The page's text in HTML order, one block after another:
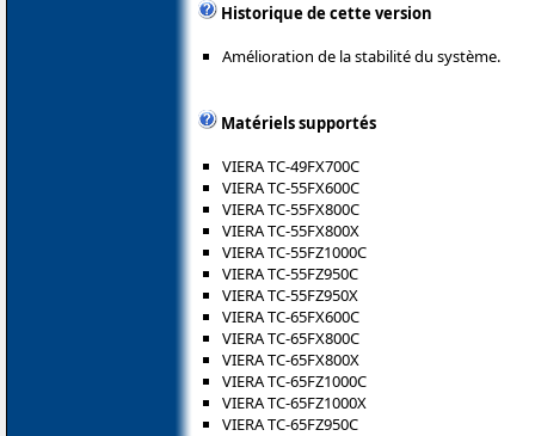
Historique de cette version
Amélioration de la stabilité du système.
Matériels supportés
VIERA TC-49FX700C
VIERA TC-55FX600C
VIERA TC-55FX800C
VIERA TC-55FX800X
VIERA TC-55FZ1000C
VIERA TC-55FZ950C
VIERA TC-55FZ950X
VIERA TC-65FX600C
VIERA TC-65FX800C
VIERA TC-65FX800X
VIERA TC-65FZ1000C
VIERA TC-65FZ1000X
VIERA TC-65FZ950C